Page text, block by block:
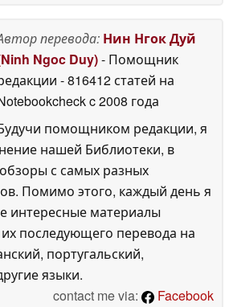
перевода: Нин Нгок Дуй
Ngoc Duy)- Помощник
- 816412 статей на
c 2008 года
помощником редакции, я
нашей Библиотеки, в
с самых разных
Помимо этого, каждый день я
интересные материалы
их последующего перевода на
португальский,
языки.
contact me via:
Facebook